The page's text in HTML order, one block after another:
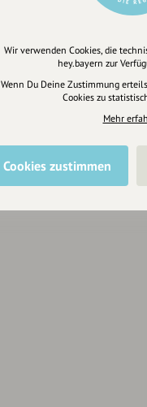
Wir verwenden Cookies, die
hey.bayern zur
Wenn Du Deine Zustimmung
Cookies zu
Mehr
Cookies zustimmen